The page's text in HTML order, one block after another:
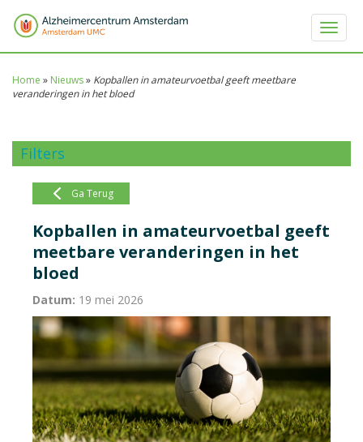
Toggle
Home » Nieuws» Kopballen in amateurvoetbal geeft meetbare
veranderingen in het bloed
Filters
Ga Terug
Kopballen in amateurvoetbal geeft
meetbare veranderingen in het
bloed
Datum: 19 mei 2026